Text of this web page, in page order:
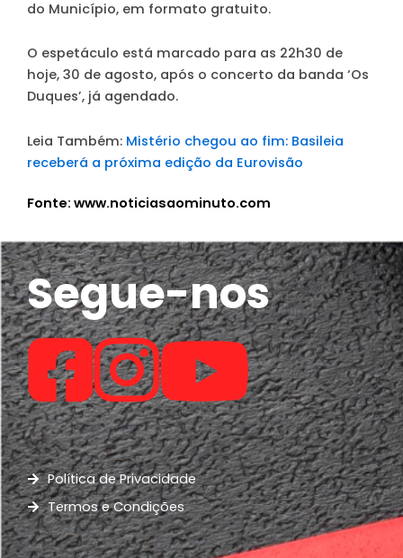
do Município, em formato gratuito.
O espetáculo está marcado para as 22h30 de
hoje, 30 de agosto, após o concerto da banda ‘Os
Duques’, já agendado.
Leia Também: Mistério chegou ao fim: Basileia
receberá a próxima edição da Eurovisão
Fonte: www.noticiasaominuto.com
Segue-nos
Política de Privacidade
Termos e Condições